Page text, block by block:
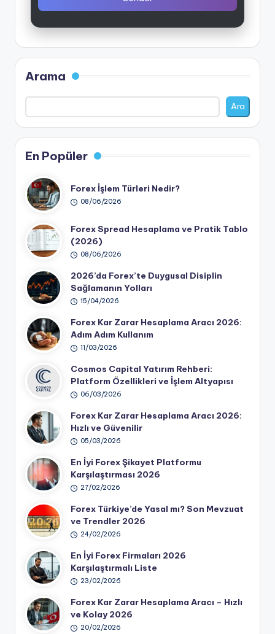
Arama
Ara
En Popüler
Forex İşlem Türleri Nedir?
08/06/2026
Forex Spread Hesaplama ve Pratik Tablo
(2026)
08/06/2026
2026’da Forex’te Duygusal Disiplin
Sağlamanın Yolları
15/04/2026
Forex Kar Zarar Hesaplama Aracı 2026:
Adım Adım Kullanım
11/03/2026
Cosmos Capital Yatırım Rehberi:
Platform Özellikleri ve İşlem Altyapısı
06/03/2026
Forex Kar Zarar Hesaplama Aracı 2026:
Hızlı ve Güvenilir
05/03/2026
En İyi Forex Şikayet Platformu
Karşılaştırması 2026
27/02/2026
Forex Türkiye’de Yasal mı? Son Mevzuat
ve Trendler 2026
24/02/2026
En İyi Forex Firmaları 2026
Karşılaştırmalı Liste
23/02/2026
Forex Kar Zarar Hesaplama Aracı – Hızlı
ve Kolay 2026
20/02/2026